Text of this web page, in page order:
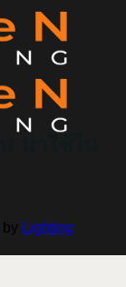
by Lighting